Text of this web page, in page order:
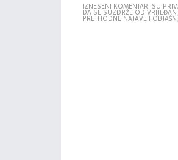
IZNESENI KOMENTARI SU
DA SE SUZDRŽE OD
PRETHODNE NAJAVE I